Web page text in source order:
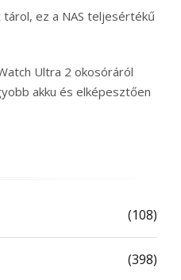
tárol, ez a NAS teljesértékű
Ultra 2 okosóráról
akku és elképesztően
(108)
(398)